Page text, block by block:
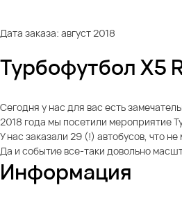
Дата заказа: август 2018
Турбофутбол X5
Сегодня у нас для вас есть
2018 года мы посетили мероприятие
У нас заказали 29 (!) автобусов, что
Да и событие все-таки довольно
Информация